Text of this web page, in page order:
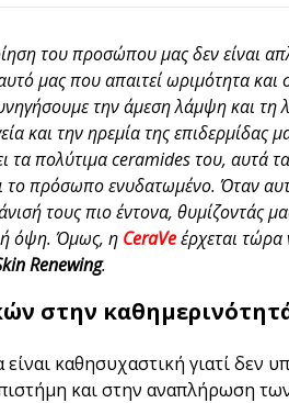
του προσώπου μας δεν είναι
μας που απαιτεί ωριμότητα και
την άμεση λάμψη και τη
και την ηρεμία της επιδερμίδας
τα πολύτιμα ceramides του, αυτά
το πρόσωπο ενυδατωμένο. Όταν
τους πιο έντονα, θυμίζοντάς
όψη. Όμως, η CeraVeέρχεται
Renewing.
στην
καθησυχαστική γιατί δεν
και στην αναπλήρωση